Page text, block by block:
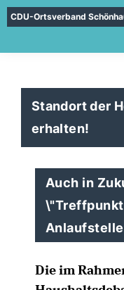
CDU-Ortsverband
Standort der
erhalten!
Auch in
Anlaufstelle
Die im